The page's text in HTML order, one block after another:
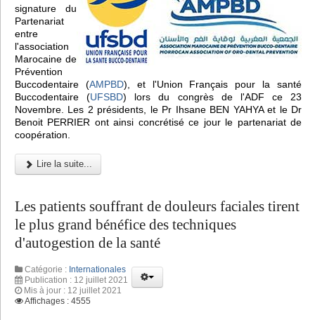
signature du
Partenariat
entre
l'association
Marocaine de
Prévention
Buccodentaire (AMPBD), et l'Union Français pour la santé
Buccodentaire (UFSBD) lors du congrès de l'ADF ce 23
Novembre. Les 2 présidents, le Pr Ihsane BEN YAHYA et le Dr
Benoit PERRIER ont ainsi concrétisé ce jour le partenariat de
coopération.
Lire la suite...
Les patients souffrant de douleurs faciales tirent
le plus grand bénéfice des techniques
d'autogestion de la santé
Catégorie : Internationales
Publication : 12 juillet 2021
Mis à jour : 12 juillet 2021
Affichages : 4555